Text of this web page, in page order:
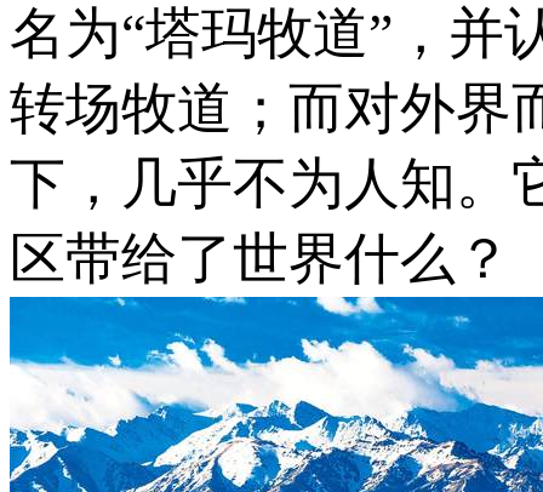
名为“塔玛牧道”，并
转场牧道；而对外界
下，几乎不为人知。
区带给了世界什么？